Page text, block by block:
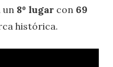
un 8º lugar con 69
histórica.